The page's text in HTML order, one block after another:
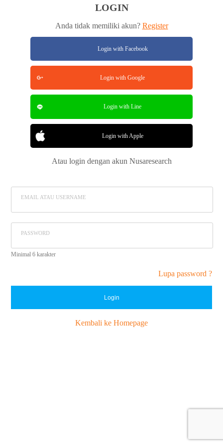
LOGIN
Anda tidak memiliki akun? Register
Login with Facebook
Login with Google
Login with Line
Login with Apple
Atau login dengan akun Nusaresearch
EMAIL ATAU USERNAME
PASSWORD
Minimal 6 karakter
Lupa password ?
Login
Kembali ke Homepage